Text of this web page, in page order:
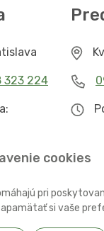
cookies
pri
si vaše
323 224